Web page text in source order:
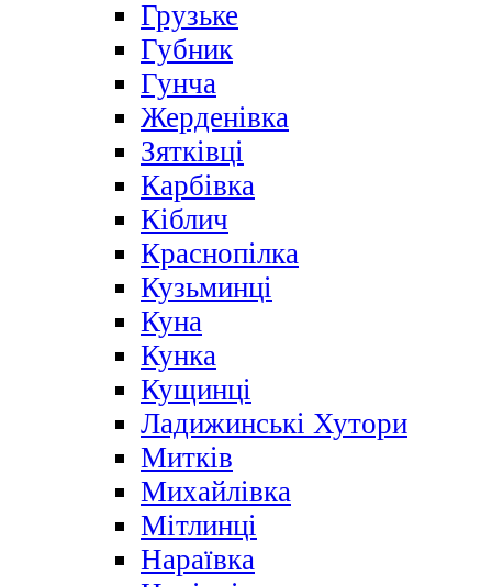
Грузьке
Губник
Гунча
Жерденівка
Зятківці
Карбівка
Кіблич
Краснопілка
Кузьминці
Куна
Кунка
Кущинці
Ладижинські Хутори
Митків
Михайлівка
Мітлинці
Нараївка